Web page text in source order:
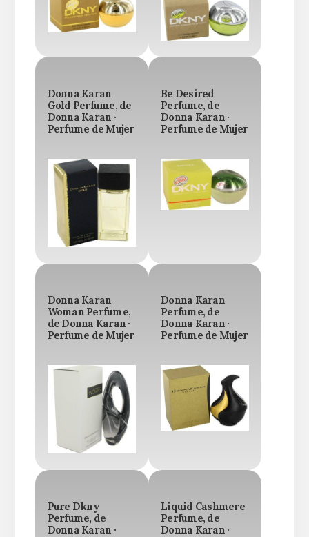
Donna Karan
Gold Perfume, de
Donna Karan ·
Perfume de Mujer
Be Desired
Perfume, de
Donna Karan ·
Perfume de Mujer
Donna Karan
Woman Perfume,
de Donna Karan ·
Perfume de Mujer
Donna Karan
Perfume, de
Donna Karan ·
Perfume de Mujer
Pure Dkny
Perfume, de
Donna Karan ·
Liquid Cashmere
Perfume, de
Donna Karan ·